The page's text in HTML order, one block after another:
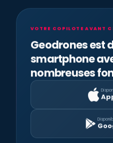
VOTRE COPILOTE AVANT
Geodrones est
smartphone
nombreuses